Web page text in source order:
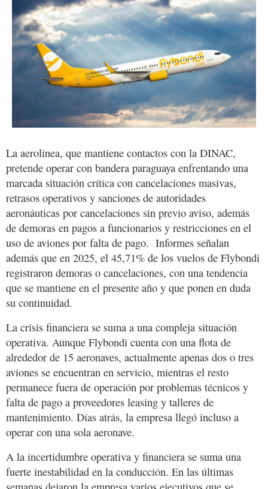
La aerolínea, que mantiene contactos con la DINAC,
pretende operar con bandera paraguaya enfrentando una
marcada situación crítica con cancelaciones masivas,
retrasos operativos y sanciones de autoridades
aeronáuticas por cancelaciones sin previo aviso, además
de demoras en pagos a funcionarios y restricciones en el
uso de aviones por falta de pago. Informes señalan
además que en 2025, el 45,71% de los vuelos de Flybondi
registraron demoras o cancelaciones, con una tendencia
que se mantiene en el presente año y que ponen en duda
su continuidad.
La crisis financiera se suma a una compleja situación
operativa. Aunque Flybondi cuenta con una flota de
alrededor de 15 aeronaves, actualmente apenas dos o tres
aviones se encuentran en servicio, mientras el resto
permanece fuera de operación por problemas técnicos y
falta de pago a proveedores leasing y talleres de
mantenimiento. Días atrás, la empresa llegó incluso a
operar con una sola aeronave.
A la incertidumbre operativa y financiera se suma una
fuerte inestabilidad en la conducción. En las últimas